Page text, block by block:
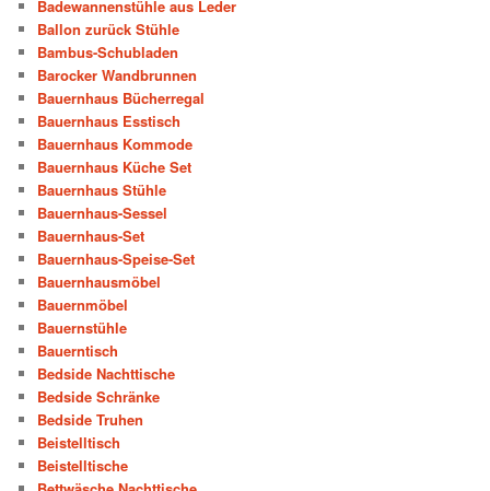
Badewannenstühle aus Leder
Ballon zurück Stühle
Bambus-Schubladen
Barocker Wandbrunnen
Bauernhaus Bücherregal
Bauernhaus Esstisch
Bauernhaus Kommode
Bauernhaus Küche Set
Bauernhaus Stühle
Bauernhaus-Sessel
Bauernhaus-Set
Bauernhaus-Speise-Set
Bauernhausmöbel
Bauernmöbel
Bauernstühle
Bauerntisch
Bedside Nachttische
Bedside Schränke
Bedside Truhen
Beistelltisch
Beistelltische